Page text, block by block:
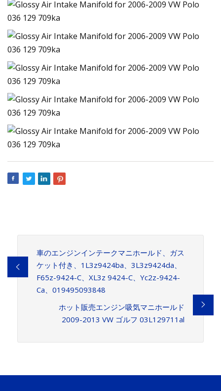
車のエンジンインテークマニホールド、ガス
ケット付き、1L3z9424ba、3L3z9424da、
F65z-9424-C、XL3z 9424-C、Yc2z-9424-
Ca、019495093848
ホット販売エンジン吸気マニホールド
2009-2013 VW ゴルフ 03L129711al